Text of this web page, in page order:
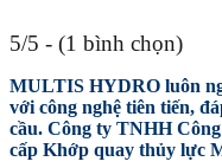
5/5 - (1 bình chọn)
MULTIS HYDRO luôn
với công nghệ tiên tiến,
cầu. Công ty TNHH
cấp Khớp quay thủy lực